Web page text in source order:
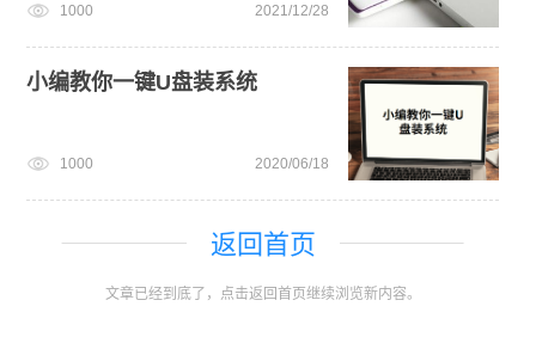
1000 2021/12/28
小编教你一键U盘装系统
1000 2020/06/18
返回首页
文章已经到底了，点击返回首页继续浏览新内容。